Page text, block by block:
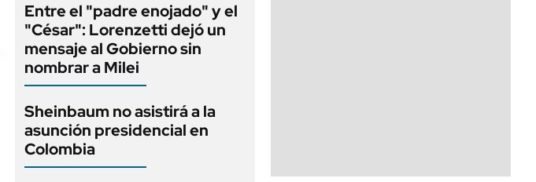
Entre el "padre enojado" y el
"César": Lorenzetti dejó un
mensaje al Gobierno sin
nombrar a Milei
Sheinbaum no asistirá a la
asunción presidencial en
Colombia